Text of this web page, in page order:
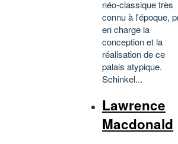
néo-classique très
connu à l'époque,
en charge la
conception et la
réalisation de ce
palais atypique.
Schinkel...
Lawrence
Macdonald